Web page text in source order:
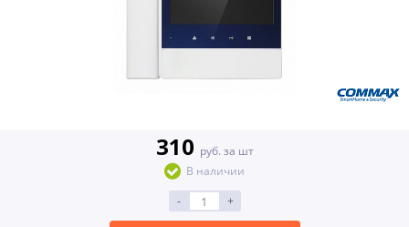
310 руб. за шт
В наличии
-
+